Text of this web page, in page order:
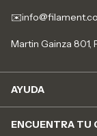
✉️
Martin Gainza 801,
AYUDA
ENCUENTRA TU